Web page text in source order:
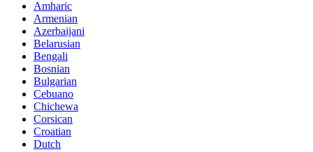
Amharic
Armenian
Azerbaijani
Belarusian
Bengali
Bosnian
Bulgarian
Cebuano
Chichewa
Corsican
Croatian
Dutch